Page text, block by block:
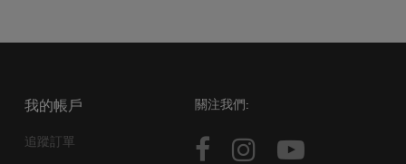
我的帳戶
追蹤訂單
關注我們: